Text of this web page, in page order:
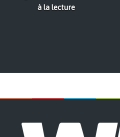
à la lecture